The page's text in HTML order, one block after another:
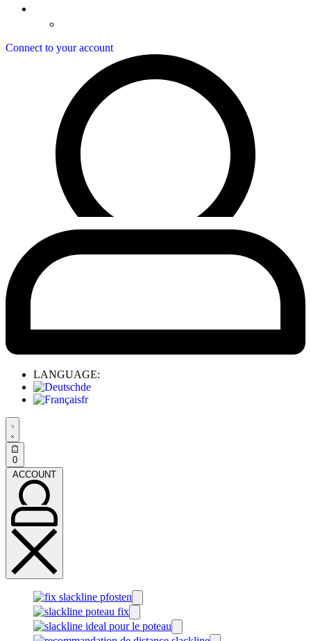
Connect to your account
LANGUAGE:
de
fr
0
ACCOUNT